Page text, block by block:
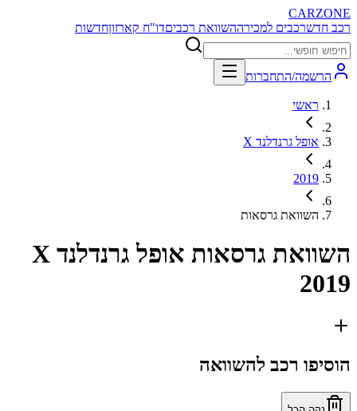
CARZONE
רכב חדשרכבים למכירההשוואת רכביםדו"ח קארזוןחדשות
הרשמה/התחברות
ראשי
אופל גרנדלנד X
2019
השוואת גרסאות
השוואת גרסאות
אופל גרנדלנד X
2019
הוסיפו רכב להשוואה